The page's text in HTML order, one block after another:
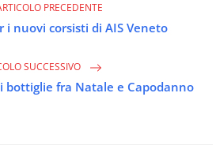
PRECEDENTE
i nuovi corsisti di AIS Veneto
SUCCESSIVO
bottiglie fra Natale e Capodanno